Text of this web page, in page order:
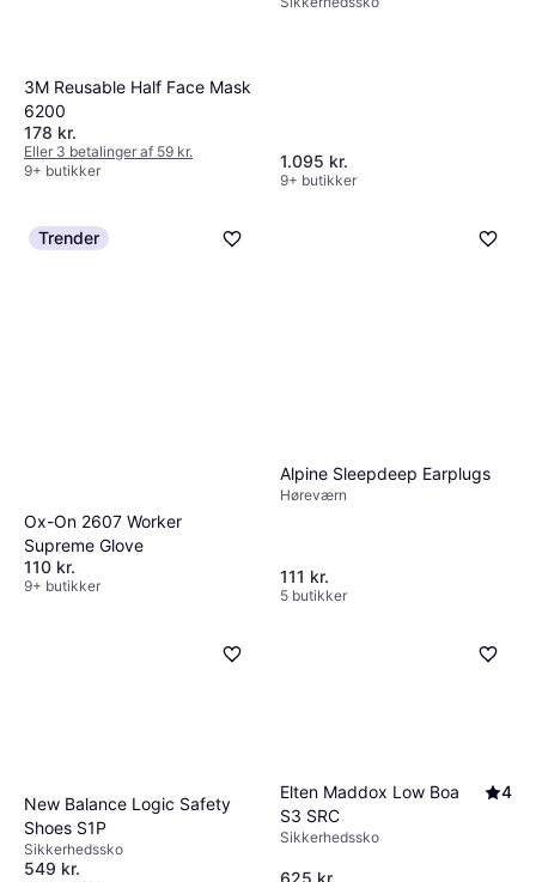
3M Reusable Half Face Mask
6200
178 kr.
Eller 3 betalinger af 59 kr.
9+ butikker
1.095 kr.
9+ butikker
Trender
Ox-On 2607 Worker
Supreme Glove
110 kr.
9+ butikker
Alpine Sleepdeep Earplugs
Høreværn
111 kr.
5 butikker
New Balance Logic Safety
Shoes S1P
Sikkerhedssko
549 kr.
Elten Maddox Low Boa
S3 SRC
4
Sikkerhedssko
625 kr.